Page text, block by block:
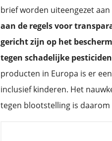
brief worden uiteengezet
aan de regels voor
gericht zijn op het
tegen schadelijke
producten in Europa is er
inclusief kinderen. Het
tegen blootstelling is